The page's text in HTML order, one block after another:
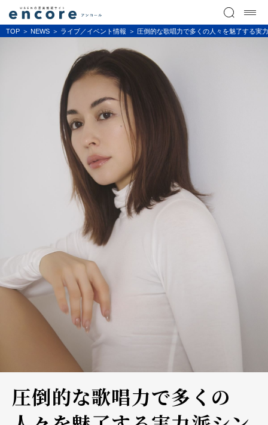
TOP NEWS ライブ／イベント情報 圧倒的な歌唱力で多くの人々を魅了する実
圧倒的な歌唱力で多くの